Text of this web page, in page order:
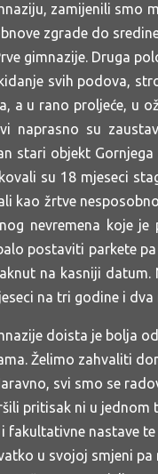
zamijenili smo
zgrade do
gimnazije. Druga
svih podova,
a u rano proljeće, u
naprasno su
stari objekt
su 18 mjeseci
kao žrtve
nevremena koje
postaviti parkete
na kasniji datum.
na tri godine i dva
doista je bolja
Želimo zahvaliti
svi smo se
pritisak ni u
fakultativne nastave
u svojoj smjeni